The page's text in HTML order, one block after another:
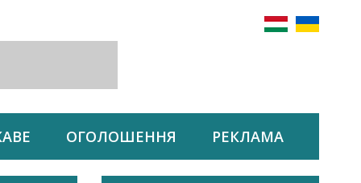
ОГОЛОШЕННЯ РЕКЛАМА